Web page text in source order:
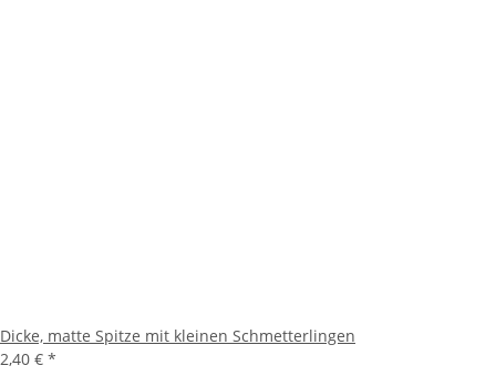
Dicke, matte Spitze mit kleinen Schmetterlingen
2,40 € *